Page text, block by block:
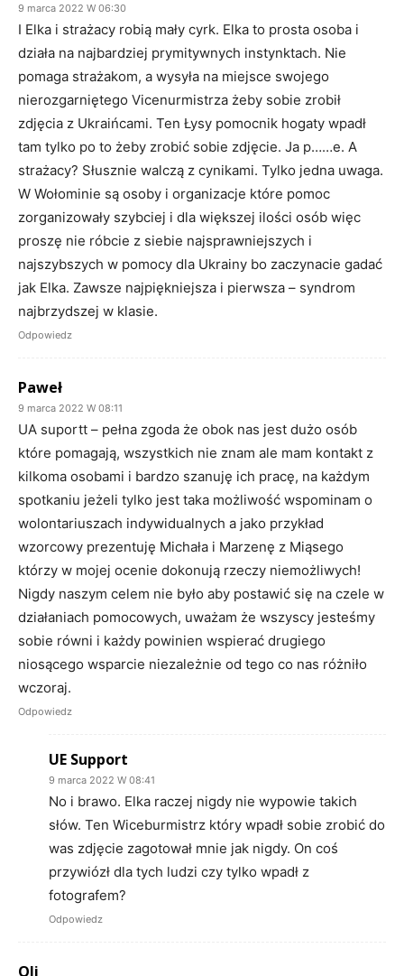
9 marca 2022 W 06:30
I Elka i strażacy robią mały cyrk. Elka to prosta osoba i
działa na najbardziej prymitywnych instynktach. Nie
pomaga strażakom, a wysyła na miejsce swojego
nierozgarniętego Vicenurmistrza żeby sobie zrobił
zdjęcia z Ukraińcami. Ten Łysy pomocnik hogaty wpadł
tam tylko po to żeby zrobić sobie zdjęcie. Ja p……e. A
strażacy? Słusznie walczą z cynikami. Tylko jedna uwaga.
W Wołominie są osoby i organizacje które pomoc
zorganizowały szybciej i dla większej ilości osób więc
proszę nie róbcie z siebie najsprawniejszych i
najszybszych w pomocy dla Ukrainy bo zaczynacie gadać
jak Elka. Zawsze najpiękniejsza i pierwsza – syndrom
najbrzydszej w klasie.
Odpowiedz
Paweł
9 marca 2022 W 08:11
UA suportt – pełna zgoda że obok nas jest dużo osób
które pomagają, wszystkich nie znam ale mam kontakt z
kilkoma osobami i bardzo szanuję ich pracę, na każdym
spotkaniu jeżeli tylko jest taka możliwość wspominam o
wolontariuszach indywidualnych a jako przykład
wzorcowy prezentuję Michała i Marzenę z Miąsego
którzy w mojej ocenie dokonują rzeczy niemożliwych!
Nigdy naszym celem nie było aby postawić się na czele w
działaniach pomocowych, uważam że wszyscy jesteśmy
sobie równi i każdy powinien wspierać drugiego
niosącego wsparcie niezależnie od tego co nas różniło
wczoraj.
Odpowiedz
UE Support
9 marca 2022 W 08:41
No i brawo. Elka raczej nigdy nie wypowie takich
słów. Ten Wiceburmistrz który wpadł sobie zrobić do
was zdjęcie zagotował mnie jak nigdy. On coś
przywiózł dla tych ludzi czy tylko wpadł z
fotografem?
Odpowiedz
Oli